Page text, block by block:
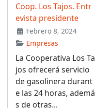
Coop. Los Tajos. Entr
evista presidente
Febrero 8, 2024
Empresas
La Cooperativa Los Ta
jos ofrecerá servicio
de gasolinera durant
e las 24 horas, ademá
s de otras...